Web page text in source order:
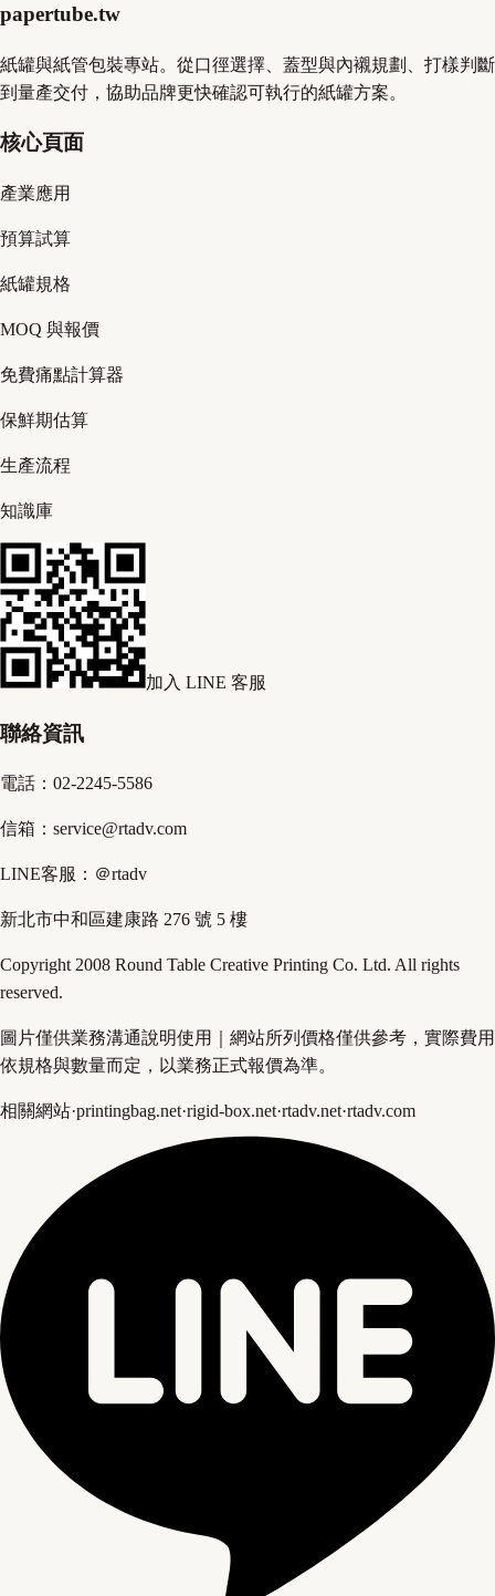
papertube.tw
紙罐與紙管包裝專站。從口徑選擇、蓋型與內襯規劃、打樣判斷
到量產交付，協助品牌更快確認可執行的紙罐方案。
核心頁面
產業應用
預算試算
紙罐規格
MOQ 與報價
免費痛點計算器
保鮮期估算
生產流程
知識庫
加入 LINE 客服
聯絡資訊
電話：02-2245-5586
信箱：service@rtadv.com
LINE客服：＠rtadv
新北市中和區建康路 276 號 5 樓
Copyright 2008 Round Table Creative Printing Co. Ltd. All rights
reserved.
圖片僅供業務溝通說明使用｜網站所列價格僅供參考，實際費用
依規格與數量而定，以業務正式報價為準。
相關網站·printingbag.net·rigid-box.net·rtadv.net·rtadv.com